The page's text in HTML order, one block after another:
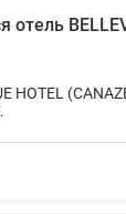
отель
HOTEL